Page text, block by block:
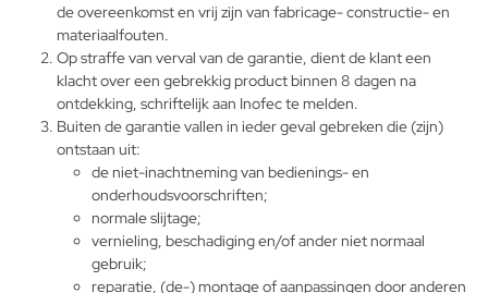
de overeenkomst en vrij zijn van fabricage- constructie- en
materiaalfouten.
Op straffe van verval van de garantie, dient de klant een
klacht over een gebrekkig product binnen 8 dagen na
ontdekking, schriftelijk aan Inofec te melden.
Buiten de garantie vallen in ieder geval gebreken die (zijn)
ontstaan uit:
de niet-inachtneming van bedienings- en
onderhoudsvoorschriften;
normale slijtage;
vernieling, beschadiging en/of ander niet normaal
gebruik;
reparatie, (de-) montage of aanpassingen door anderen